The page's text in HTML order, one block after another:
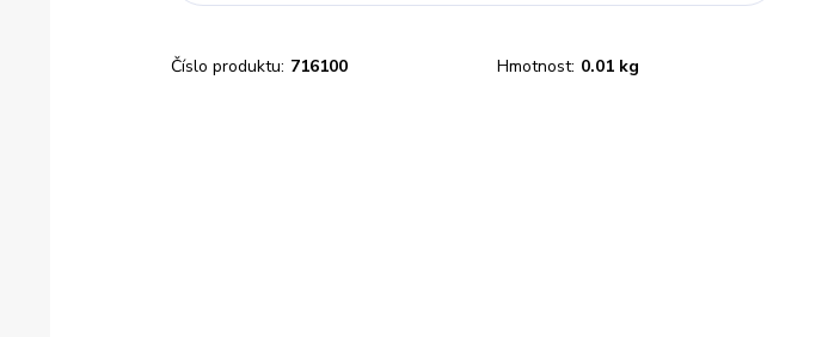
Číslo produktu: 716100 Hmotnost: 0.01 kg